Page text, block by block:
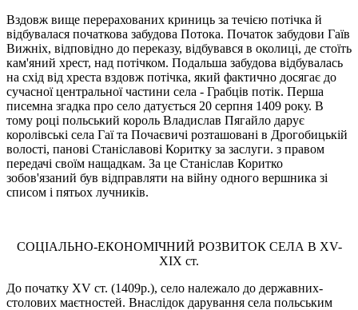
Вздовж вище перерахованих криниць за течією потічка й
відбувалася початкова забудова Потока. Початок забудови Гаїв
Вижніх, відповідно до переказу, відбувався в околиці, де стоїть
кам'яний хрест, над потічком. Подальша забудова відбувалась
на схід від хреста вздовж потічка, який фактично досягає до
сучасної центральної частини села - Грабців потік. Перша
писемна згадка про село датується 20 серпня 1409 року. В
тому році польський король Владислав Пягайло дарує
королівські села Гаї та Почаєвичі розташовані в Дрогобицькій
волості, панові Станіславові Коритку за заслуги. з правом
передачі своїм нащадкам. За це Станіслав Коритко
зобов'язаний був відправляти на війну одного вершника зі
списом і пятьох лучників.
СОЦІАЛЬНО-ЕКОНОМІЧНИЙ РОЗВИТОК СЕЛА В XV-
XIX ст.
До початку XV ст. (1409р.), село належало до державних-
столових маєтностей. Внаслідок дарування села польським